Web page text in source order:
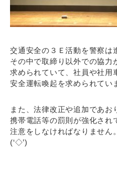
交通安全の３Ｅ活動を警察は
その中で取締り以外での協力
求められていて、社員や社用
安全運転喚起を求められてい
また、法律改正や追加であお
携帯電話等の罰則が強化され
注意をしなければなりません。
(‘◇’)ゞ